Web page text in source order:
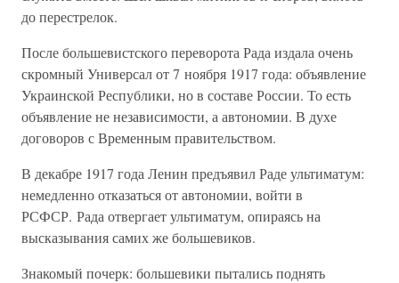
до перестрелок.
После большевистского переворота Рада издала очень
скромный Универсал от 7 ноября 1917 года: объявление
Украинской Республики, но в составе России. То есть
объявление не независимости, а автономии. В духе
договоров с Временным правительством.
В декабре 1917 года Ленин предъявил Раде ультиматум:
немедленно отказаться от автономии, войти в
РСФСР. Рада отвергает ультиматум, опираясь на
высказывания самих же большевиков.
Знакомый почерк: большевики пытались поднять